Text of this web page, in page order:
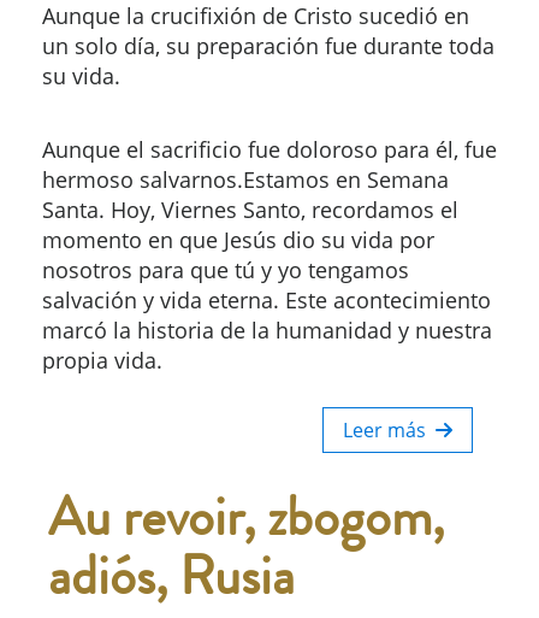
Aunque la crucifixión de Cristo sucedió en
un solo día, su preparación fue durante toda
su vida.
Aunque el sacrificio fue doloroso para él, fue
hermoso salvarnos.Estamos en Semana
Santa. Hoy, Viernes Santo, recordamos el
momento en que Jesús dio su vida por
nosotros para que tú y yo tengamos
salvación y vida eterna. Este acontecimiento
marcó la historia de la humanidad y nuestra
propia vida.
Leer más
Au revoir, zbogom,
adiós, Rusia